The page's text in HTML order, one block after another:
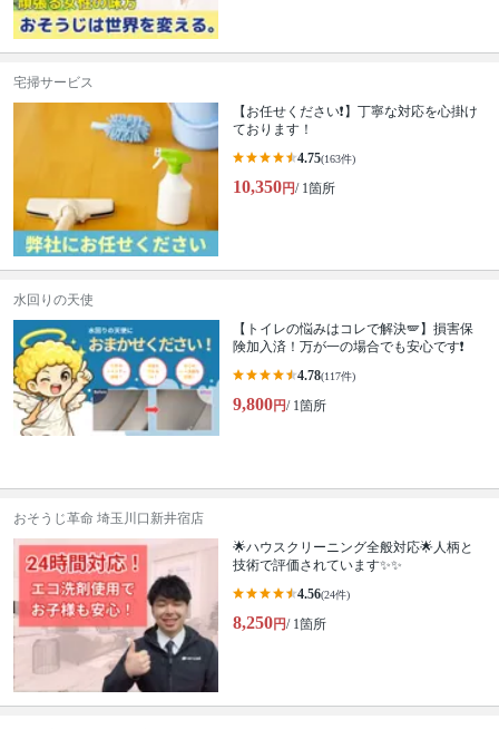
宅掃サービス
【お任せください❗️】丁寧な対応を心掛け
ております！
4.75(163件)
10,350円/ 1箇所
水回りの天使
【トイレの悩みはコレで解決🪽】損害保
険加入済！万が一の場合でも安心です❗️
4.78(117件)
9,800円/ 1箇所
おそうじ革命 埼玉川口新井宿店
🌟ハウスクリーニング全般対応🌟人柄と
技術で評価されています✨✨
4.56(24件)
8,250円/ 1箇所